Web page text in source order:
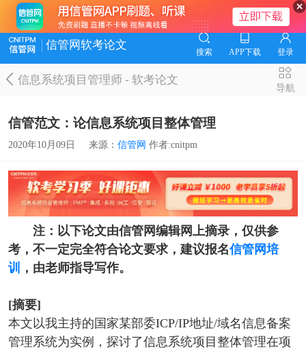
信管网软考论文
搜索 APP下载 登录
信息系统项目管理师-软考论文
导航
信管范文：论信息系统项目整体管理
2020年10月09日 来源： 信管网 作者:cnitpm
注：以下论文由信管网编辑网上摘录，仅供参
考，不一定完全符合论文要求，建议报名信管网培
训
，由老师指导写作。
[摘要]
本文以我主持的国家某部委ICP/IP地址/域名信息备案
管理系统为实例，探讨了信息系统项目整体管理在项